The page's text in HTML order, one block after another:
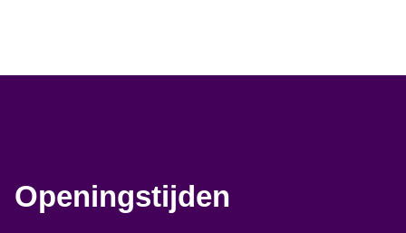
Openingstijden